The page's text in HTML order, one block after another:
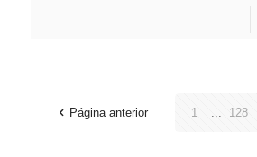
Página anterior 1 ... 128